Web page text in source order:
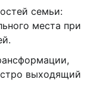
семьи:
места при
выходящий